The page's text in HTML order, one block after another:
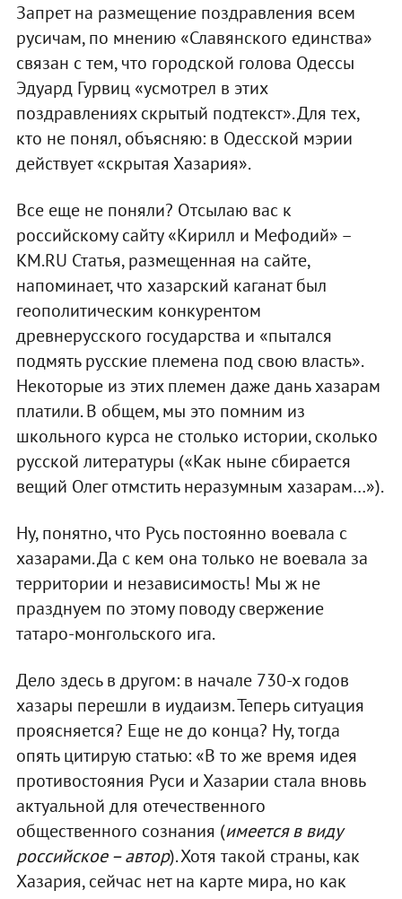
Запрет на размещение поздравления всем
русичам, по мнению «Славянского единства»
связан с тем, что городской голова Одессы
Эдуард Гурвиц «усмотрел в этих
поздравлениях скрытый подтекст». Для тех,
кто не понял, объясняю: в Одесской мэрии
действует «скрытая Хазария».
Все еще не поняли? Отсылаю вас к
российскому сайту «Кирилл и Мефодий» –
KM.RU Статья, размещенная на сайте,
напоминает, что хазарский каганат был
геополитическим конкурентом
древнерусского государства и «пытался
подмять русские племена под свою власть».
Некоторые из этих племен даже дань хазарам
платили. В общем, мы это помним из
школьного курса не столько истории, сколько
русской литературы («Как ныне сбирается
вещий Олег отмстить неразумным хазарам…»).
Ну, понятно, что Русь постоянно воевала с
хазарами. Да с кем она только не воевала за
территории и независимость! Мы ж не
празднуем по этому поводу свержение
татаро-монгольского ига.
Дело здесь в другом: в начале 730-х годов
хазары перешли в иудаизм. Теперь ситуация
проясняется? Еще не до конца? Ну, тогда
опять цитирую статью: «В то же время идея
противостояния Руси и Хазарии стала вновь
актуальной для отечественного
общественного сознания (имеется в виду
российское – автор). Хотя такой страны, как
Хазария, сейчас нет на карте мира, но как